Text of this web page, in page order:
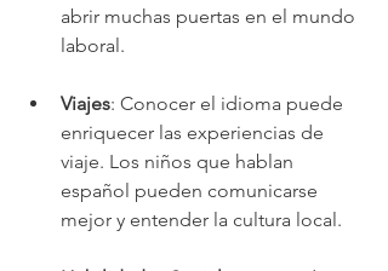
abrir muchas puertas en el mundo
laboral.
Viajes: Conocer el idioma puede
enriquecer las experiencias de
viaje. Los niños que hablan
español pueden comunicarse
mejor y entender la cultura local.